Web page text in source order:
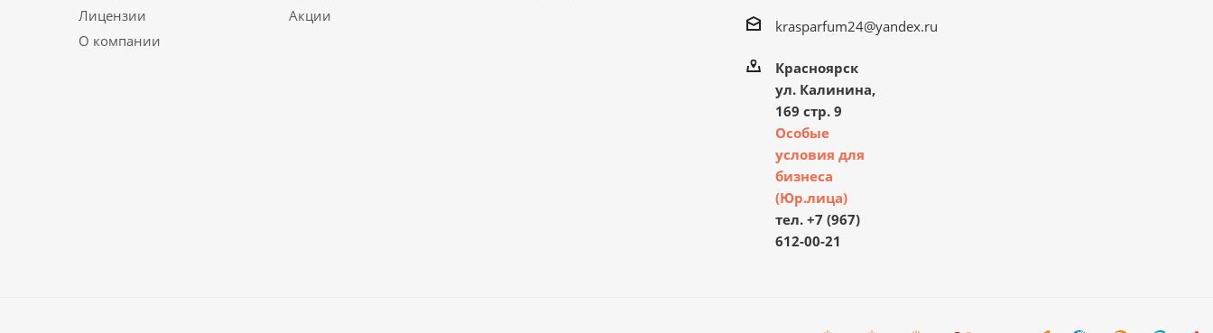
Лицензии
О компании
Акции
krasparfum24@yandex.ru
Красноярск
ул. Калинина,
169 стр. 9
Особые
условия для
бизнеса
(Юр.лица)
тел. +7 (967)
612-00-21